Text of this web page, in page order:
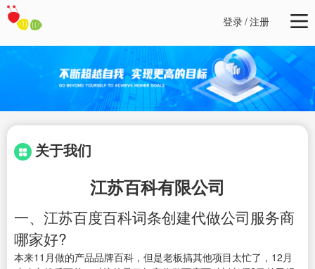
登录/注册
关于我们
江苏百科有限公司
一、江苏百度百科词条创建代做公司服务商
哪家好?
本来11月做的产品品牌百科，但是老板搞其他项目太忙了，12月